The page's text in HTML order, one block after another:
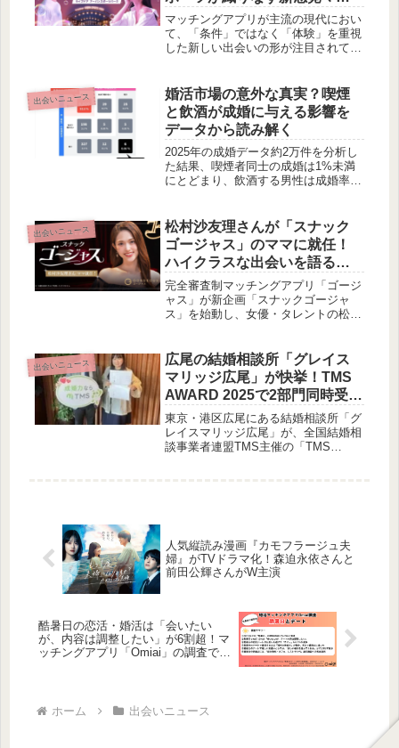
チングイベント『アーバンス
ポーツナイト〜運命の記憶
2026〜』が東京・有明で4日間
マッチングアプリが主流の現代におい
て、「条件」ではなく「体験」を重視
した新しい出会いの形が注目されてい
クリエイティブチーム
『KAGENAZO』が手掛ける体験型マ
ッチングイベント『アーバンスポーツ
ナイト〜運命の記憶2026〜』が4日間
限定で開催されます。本イベントは、
頭脳と身体を使い、共同体験を通じて
自然な交流を促すことを目指していま
す。
出会いニュース
婚活市場の意外な真実？喫煙
と飲酒が成婚に与える影響を
データから読み解く
2025年の成婚データ約2万件を分析し
た結果、喫煙者同士の成婚は1%未満
にとどまり、飲酒する男性は成婚率が
る嗜好品とパートナー選びの価値観に
ついて、賢作が考察します。
出会いニュース
松村沙友理さんが「スナック
ゴージャス」のママに就任！
ハイクラスな出会いを語る新
企画が始動
完全審査制マッチングアプリ「ゴージ
ャス」が新企画「スナックゴージャ
ス」を始動し、女優・タレントの松村
の番組は、2026年8月9日（日）より
公開されます。
出会いニュース
広尾の結婚相談所「グレイス
マリッジ広尾」が快挙！TMS
AWARD 2025で2部門同時受
賞！
東京・港区広尾にある結婚相談所「グ
レイスマリッジ広尾」が、全国結婚相
談事業者連盟TMS主催の「TMS
人気縦読み漫画『カモフラージュ夫
婦』がTVドラマ化！森迫永依さんと
前田公輝さんがW主演
酷暑日の恋活・婚活は「会いたい
が、内容は調整したい」が6割超！マ
ッチングアプリ「Omiai」の調査で判
ホーム 出会いニュース